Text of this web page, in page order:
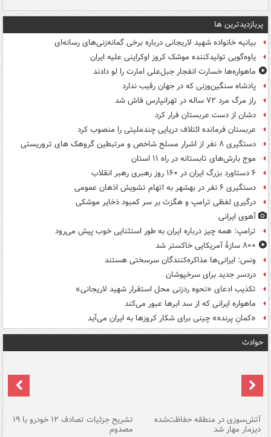
پربازدیدترین ها
بیانیه خانواده شهید لاریجانی درباره برخی گمانه‌زنی‌های رسانه‌ای
یاوه‌گویی تولیدکننده موشک کروز اوکراینی علیه ایران
ماهواره‌ها خسارت انفجار جبل‌علی امارت را لو دادند
پادشاه سنگین‌وزنی که در جهان رقیب ندارد
راز مرگ مرد ۷۲ ساله در تهرانپارس فاش شد
دشان از دست عربستان فرار کرد
عربستان فرمانده ائتلاف دریایی چندملیتی را منصوب کرد
دستگیری ۸ نفر از اشرار مسلح شاخص و مرتبطین گروهک های تروریستی
موج بارش‌های تابستانه در راه ۱۱ استان
۶ دستاورد بزرگ ایران در ۱۶۰ روز رهبری رهبر انقلاب
دستگیری ۶ نفر در بهشهر به اتهام تشویش اذهان عمومی
درگیری لفظی ترامپ و هگزث بر سر کمبود ذخایر موشکی
آهوی ایرانی
ترامپ: همه چیز درباره ایران به طور استثنایی خوب پیش می‌رود
۸۰۰ سازۀ آمریکایی خاکستر شد
ونس: ایرانی‌ها مذاکره‌کنندگان سرسختی هستند
دردسر جدید برای سرخپوشان
تکذیب ادعای «نحوه ردزنی محل استقرار شهید لاریجانی»
ماهواره ایرانی که از سد ابرها عبور می‌کند
«کمانِ پرنده» چینی برای شکار کروزها به ایران می‌آید
حوادث
آتش‌سوزی در منطقه حفاظت‌شده
دیزمار مهار شد
تشریح جزئیات تصادف ۱۲ خودرو با ۱۹
مصدوم